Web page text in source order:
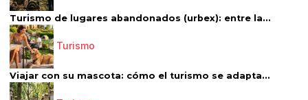
Turismo de lugares abandonados (urbex): entre la...
Turismo
Viajar con su mascota: cómo el turismo se adapta...